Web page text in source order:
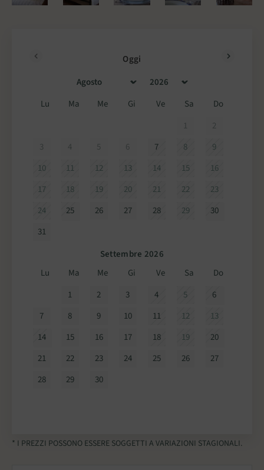
Oggi
Lu Ma Me Gi Ve Sa
Do
1
2
3
4 5 6 7 8
9
10
11 12 13 14 15
16
17
18 19 20 21 22
23
24
25 26 27 28 29
30
31
Settembre 2026
Lu
Ma Me Gi Ve Sa
Do
1
2 3 4 5
6
7
8 9 10 11 12
13
14
15 16 17 18 19
20
21
22 23 24 25 26
27
28
29 30
* I PREZZI POSSONO ESSERE SOGGETTI A VARIAZIONI STAGIONALI.